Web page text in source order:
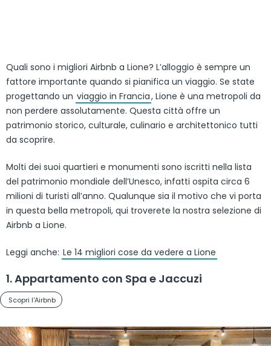
Quali sono i migliori Airbnb a Lione? L’alloggio è sempre un
fattore importante quando si pianifica un viaggio. Se state
progettando un viaggio in Francia, Lione è una metropoli da
non perdere assolutamente. Questa città offre un
patrimonio storico, culturale, culinario e architettonico tutti
da scoprire.
Molti dei suoi quartieri e monumenti sono iscritti nella lista
del patrimonio mondiale dell’Unesco, infatti ospita circa 6
milioni di turisti all’anno. Qualunque sia il motivo che vi porta
in questa bella metropoli, qui troverete la nostra selezione di
Airbnb a Lione.
Leggi anche: Le 14 migliori cose da vedere a Lione
1. Appartamento con Spa e Jaccuzi
Scopri l'Airbnb